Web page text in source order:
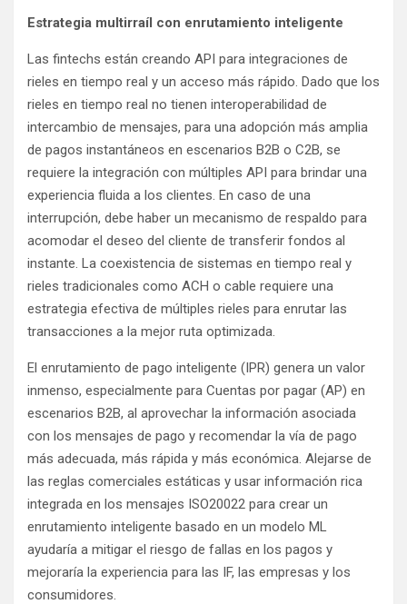
Estrategia multirraíl con enrutamiento inteligente
Las fintechs están creando API para integraciones de
rieles en tiempo real y un acceso más rápido. Dado que los
rieles en tiempo real no tienen interoperabilidad de
intercambio de mensajes, para una adopción más amplia
de pagos instantáneos en escenarios B2B o C2B, se
requiere la integración con múltiples API para brindar una
experiencia fluida a los clientes. En caso de una
interrupción, debe haber un mecanismo de respaldo para
acomodar el deseo del cliente de transferir fondos al
instante. La coexistencia de sistemas en tiempo real y
rieles tradicionales como ACH o cable requiere una
estrategia efectiva de múltiples rieles para enrutar las
transacciones a la mejor ruta optimizada.
El enrutamiento de pago inteligente (IPR) genera un valor
inmenso, especialmente para Cuentas por pagar (AP) en
escenarios B2B, al aprovechar la información asociada
con los mensajes de pago y recomendar la vía de pago
más adecuada, más rápida y más económica. Alejarse de
las reglas comerciales estáticas y usar información rica
integrada en los mensajes ISO20022 para crear un
enrutamiento inteligente basado en un modelo ML
ayudaría a mitigar el riesgo de fallas en los pagos y
mejoraría la experiencia para las IF, las empresas y los
consumidores.